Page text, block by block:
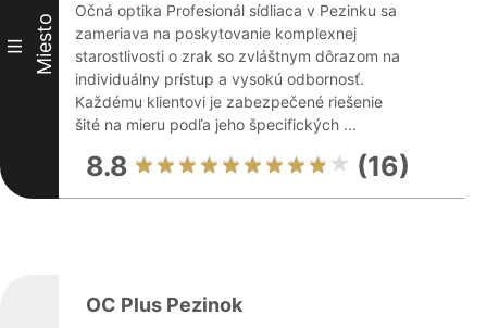
III Miesto
Očná optika Profesionál sídliaca v Pezinku sa
zameriava na poskytovanie komplexnej
starostlivosti o zrak so zvláštnym dôrazom na
individuálny prístup a vysokú odbornosť.
Každému klientovi je zabezpečené riešenie
šité na mieru podľa jeho špecifických ...
8.8 (16)
OC Plus Pezinok